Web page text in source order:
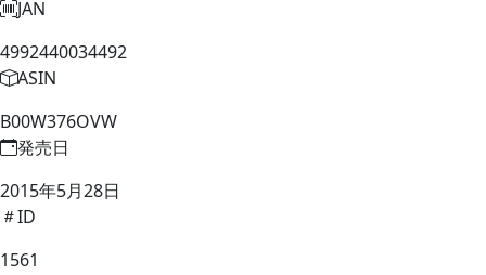
JAN
4992440034492
ASIN
B00W376OVW
発売日
2015年5月28日
ID
1561